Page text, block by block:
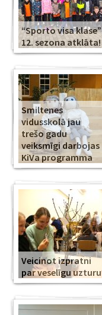
“Sporto visa klase”
12. sezona atklāta!
Smiltenes
vidusskolā jau
trešo gadu
veiksmīgi darbojas
KiVa programma
Veicinot izpratni
par veselīgu uzturu